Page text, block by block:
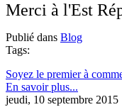
Merci à l'Est
Publié dans Blog
Tags:
Soyez le premier à
En savoir plus...
jeudi, 10 septembre 2015